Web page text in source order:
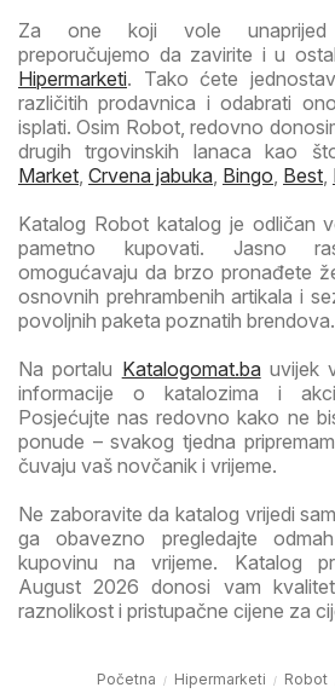
Za one koji vole unaprijed
preporučujemo da zavirite i u
Hipermarketi. Tako ćete
različitih prodavnica i odabrati
isplati. Osim Robot, redovno
drugih trgovinskih lanaca kao
Market, Crvena jabuka, Bingo, Best,
Katalog Robot katalog je odličan
pametno kupovati. Jasno
omogućavaju da brzo pronađete
osnovnih prehrambenih artikala i
povoljnih paketa poznatih brendova.
Na portalu Katalogomat.bauvijek
informacije o katalozima i
Posjećujte nas redovno kako ne
ponude – svakog tjedna
čuvaju vaš novčanik i vrijeme.
Ne zaboravite da katalog vrijedi
ga obavezno pregledajte
kupovinu na vrijeme. Katalog
August 2026 donosi vam
raznolikost i pristupačne cijene za
Početna Hipermarketi Robot